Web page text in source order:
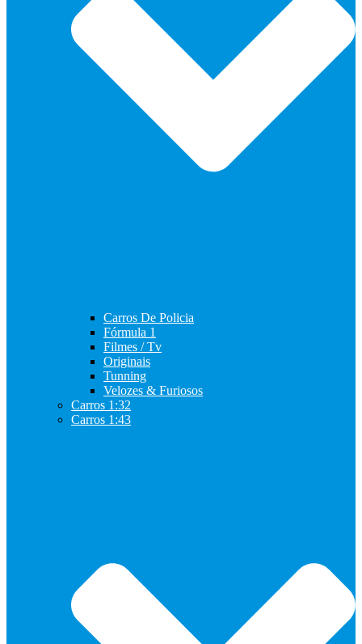
Carros De Policia
Fórmula 1
Filmes / Tv
Originais
Tunning
Velozes & Furiosos
Carros 1:32
Carros 1:43